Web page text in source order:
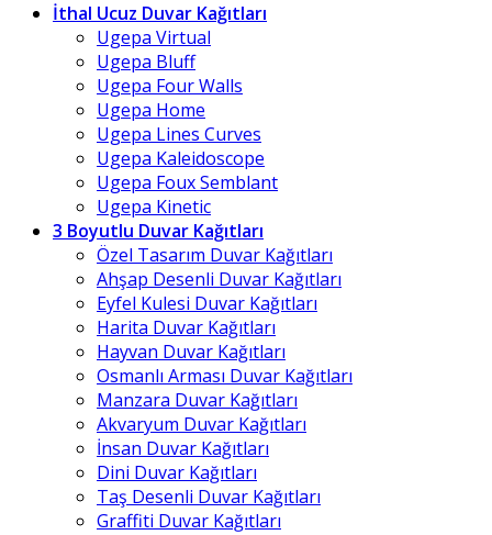
İthal Ucuz Duvar Kağıtları
Ugepa Virtual
Ugepa Bluff
Ugepa Four Walls
Ugepa Home
Ugepa Lines Curves
Ugepa Kaleidoscope
Ugepa Foux Semblant
Ugepa Kinetic
3 Boyutlu Duvar Kağıtları
Özel Tasarım Duvar Kağıtları
Ahşap Desenli Duvar Kağıtları
Eyfel Kulesi Duvar Kağıtları
Harita Duvar Kağıtları
Hayvan Duvar Kağıtları
Osmanlı Arması Duvar Kağıtları
Manzara Duvar Kağıtları
Akvaryum Duvar Kağıtları
İnsan Duvar Kağıtları
Dini Duvar Kağıtları
Taş Desenli Duvar Kağıtları
Graffiti Duvar Kağıtları